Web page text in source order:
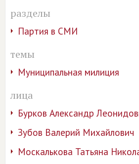
разделы
Партия в СМИ
темы
Муниципальная милиция
лица
Бурков Александр
Зубов Валерий Михайлович
Москалькова Татьяна